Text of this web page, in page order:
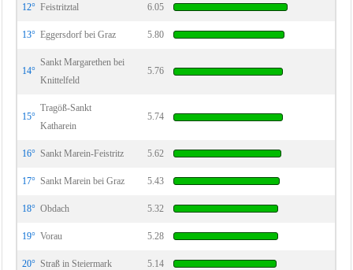
12° Feistritztal 6.05
13° Eggersdorf bei Graz 5.80
14°
Sankt Margarethen bei
Knittelfeld
5.76
15°
Tragöß-Sankt
Katharein
5.74
16° Sankt Marein-Feistritz 5.62
17° Sankt Marein bei Graz 5.43
18° Obdach 5.32
19° Vorau 5.28
20° Straß in Steiermark 5.14